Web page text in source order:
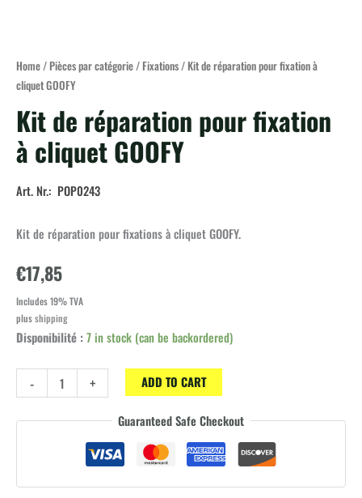
Home/Pièces par catégorie/Fixations/ Kit de réparation pour fixation à
cliquet GOOFY
Kit de réparation pour fixation
à cliquet GOOFY
Art. Nr.: POP0243
Kit de réparation pour fixations à cliquet GOOFY.
€17,85
Includes 19% TVA
plusshipping
Disponibilité :7 in stock (can be backordered)
-
de
réparation
à
+ ADD TO CART
Guaranteed Safe Checkout